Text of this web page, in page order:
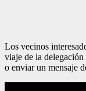
Los vecinos
viaje de la
o enviar un mensaje